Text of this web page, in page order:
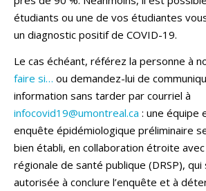
étudiants ou une de vos étudiantes
un diagnostic positif de COVID-19.
Le cas échéant, référez la personne à
faire si… ou demandez-lui de
information sans tarder par courriel à
infocovid19@umontreal.ca : une équipe
enquête épidémiologique préliminaire
bien établi, en collaboration étroite
régionale de santé publique (DRSP),
autorisée à conclure l’enquête et à